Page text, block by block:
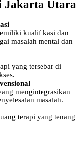
Jakarta Utara
kualifikasi dan
masalah mental dan
yang tersebar di
mengintegrasikan
masalah.
terapi yang tenang